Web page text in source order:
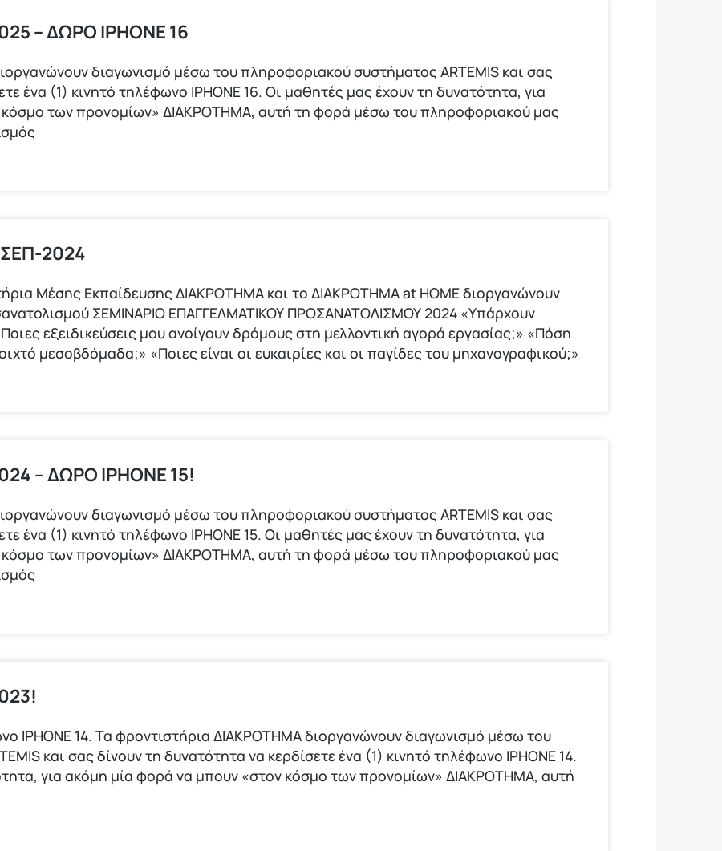
– ΔΩΡΟ ΙPHONE 16
διαγωνισμό μέσω του πληροφοριακού συστήματος ARTEMIS και σας
ένα (1) κινητό τηλέφωνο ΙΡΗΟΝΕ 16. Οι μαθητές μας έχουν τη δυνατότητα, για
των προνομίων» ΔΙΑΚΡΟΤΗΜΑ, αυτή τη φορά μέσω του πληροφοριακού μας
2024
Μέσης Εκπαίδευσης ΔΙΑΚΡΟΤΗΜΑ και το ΔΙΑΚΡΟΤΗΜΑ at HOME διοργανώνουν
ΣΕΜΙΝΑΡΙΟ ΕΠΑΓΓΕΛΜΑΤΙΚΟΥ ΠΡΟΣΑΝΑΤΟΛΙΣΜΟΥ 2024 «Υπάρχουν
εξειδικεύσεις μου ανοίγουν δρόμους στη μελλοντική αγορά εργασίας;» «Πόση
μεσοβδόμαδα;» «Ποιες είναι οι ευκαιρίες και οι παγίδες του μηχανογραφικού;»
– ΔΩΡΟ IPHONE 15!
διαγωνισμό μέσω του πληροφοριακού συστήματος ARTEMIS και σας
ένα (1) κινητό τηλέφωνο ΙΡΗΟΝΕ 15. Οι μαθητές μας έχουν τη δυνατότητα, για
των προνομίων» ΔΙΑΚΡΟΤΗΜΑ, αυτή τη φορά μέσω του πληροφοριακού μας
ΙΡΗΟΝΕ 14. Τα φροντιστήρια ΔΙΑΚΡΟΤΗΜΑ διοργανώνουν διαγωνισμό μέσω του
και σας δίνουν τη δυνατότητα να κερδίσετε ένα (1) κινητό τηλέφωνο ΙΡΗΟΝΕ 14.
για ακόμη μία φορά να μπουν «στον κόσμο των προνομίων» ΔΙΑΚΡΟΤΗΜΑ, αυτή